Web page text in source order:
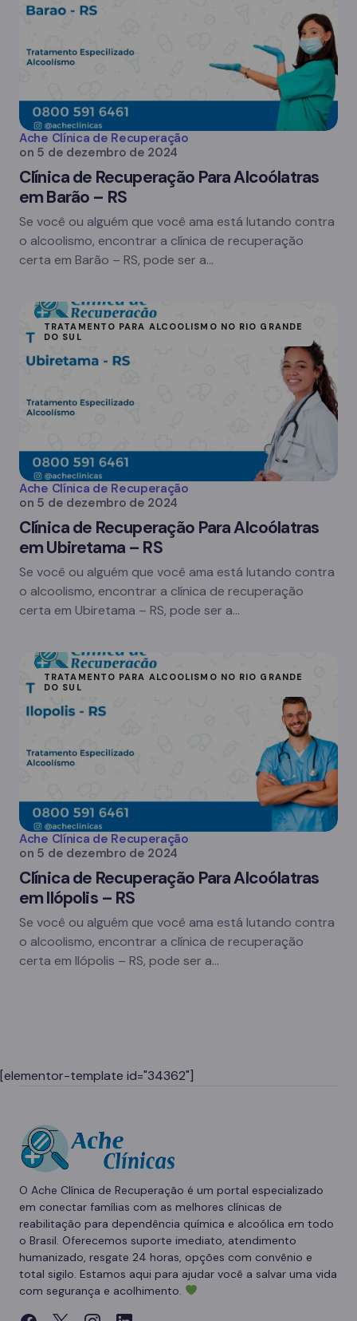
Ache Clínica de Recuperação
on 5 de dezembro de 2024
Clínica de Recuperação Para Alcoólatras
em Barão – RS
Se você ou alguém que você ama está lutando contra
o alcoolismo, encontrar a clínica de recuperação
certa em Barão – RS, pode ser a…
TRATAMENTO PARA ALCOOLISMO NO RIO GRANDE
DO SUL
Ache Clínica de Recuperação
on 5 de dezembro de 2024
Clínica de Recuperação Para Alcoólatras
em Ubiretama – RS
Se você ou alguém que você ama está lutando contra
o alcoolismo, encontrar a clínica de recuperação
certa em Ubiretama – RS, pode ser a…
TRATAMENTO PARA ALCOOLISMO NO RIO GRANDE
DO SUL
Ache Clínica de Recuperação
on 5 de dezembro de 2024
Clínica de Recuperação Para Alcoólatras
em Ilópolis – RS
Se você ou alguém que você ama está lutando contra
o alcoolismo, encontrar a clínica de recuperação
certa em Ilópolis – RS, pode ser a…
[elementor-template id="34362"]
O Ache Clínica de Recuperação é um portal especializado
em conectar famílias com as melhores clínicas de
reabilitação para dependência química e alcoólica em todo
o Brasil. Oferecemos suporte imediato, atendimento
humanizado, resgate 24 horas, opções com convênio e
total sigilo. Estamos aqui para ajudar você a salvar uma vida
com segurança e acolhimento.